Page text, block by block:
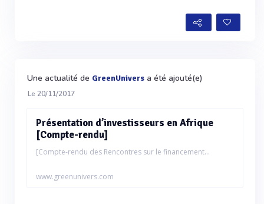
Une actualité de GreenUnivers a été ajouté(e)
Le 20/11/2017
Présentation d’investisseurs en Afrique
[Compte-rendu]
[Compte-rendu des Rencontres sur le financement...
www.greenunivers.com